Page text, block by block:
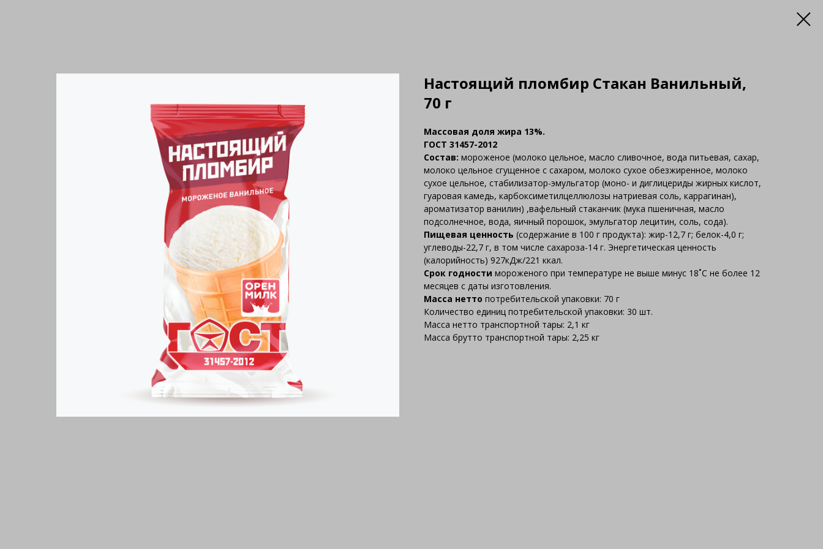
Настоящий пломбир Стакан Ванильный,
70 г
Массовая доля жира 13%.
ГОСТ 31457-2012
Состав: мороженое (молоко цельное, масло сливочное, вода питьевая, сахар,
молоко цельное сгущенное с сахаром, молоко сухое обезжиренное, молоко
сухое цельное, стабилизатор-эмульгатор (моно- и диглицериды жирных кислот,
гуаровая камедь, карбоксиметилцеллюлозы натриевая соль, каррагинан),
ароматизатор ванилин) ,вафельный стаканчик (мука пшеничная, масло
подсолнечное, вода, яичный порошок, эмульгатор лецитин, соль, сода).
Пищевая ценность (содержание в 100 г продукта): жир-12,7 г; белок-4,0 г;
углеводы-22,7 г, в том числе сахароза-14 г. Энергетическая ценность
(калорийность) 927кДж/221 ккал.
Срок годности мороженого при температуре не выше минус 18˚С не более 12
месяцев с даты изготовления.
Масса нетто потребительской упаковки: 70 г
Количество единиц потребительской упаковки: 30 шт.
Масса нетто транспортной тары: 2,1 кг
Масса брутто транспортной тары: 2,25 кг